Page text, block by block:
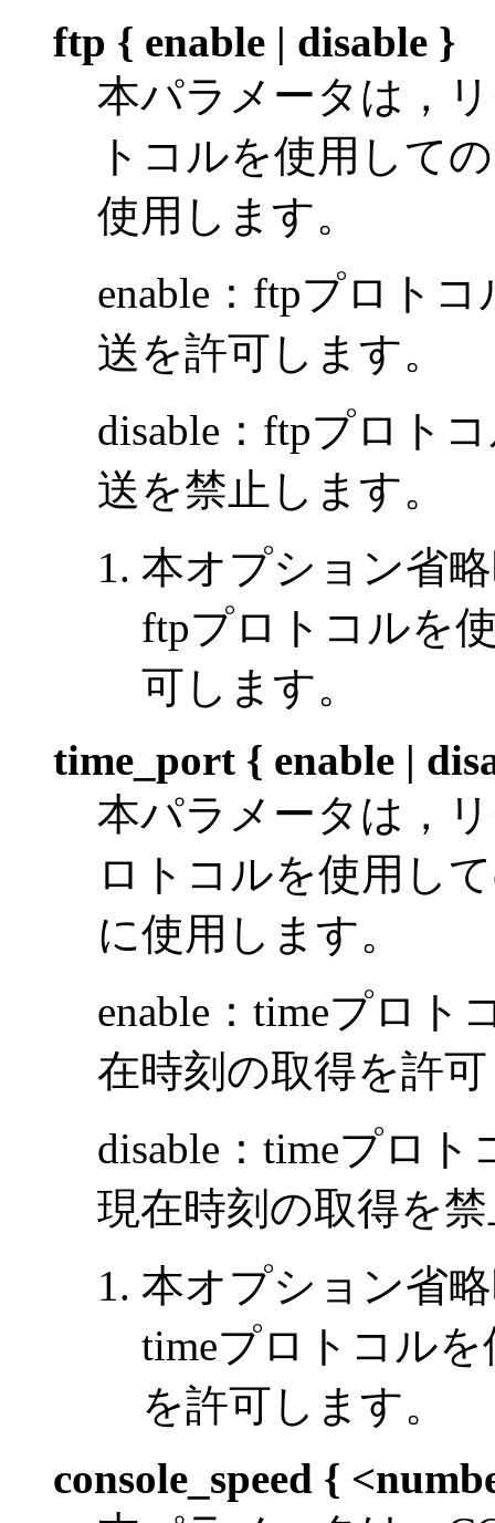
ftp { enable | disable }
本パラメータは，
トコルを使用して
使用します。
enable：ftpプロト
送を許可します。
disable：ftpプロト
送を禁止します。
本オプション省
ftpプロトコルを
可します。
time_port { enable |
本パラメータは，
ロトコルを使用し
に使用します。
enable：timeプロト
在時刻の取得を許
disable：timeプロ
現在時刻の取得を
本オプション省
timeプロトコル
を許可します。
console_speed {